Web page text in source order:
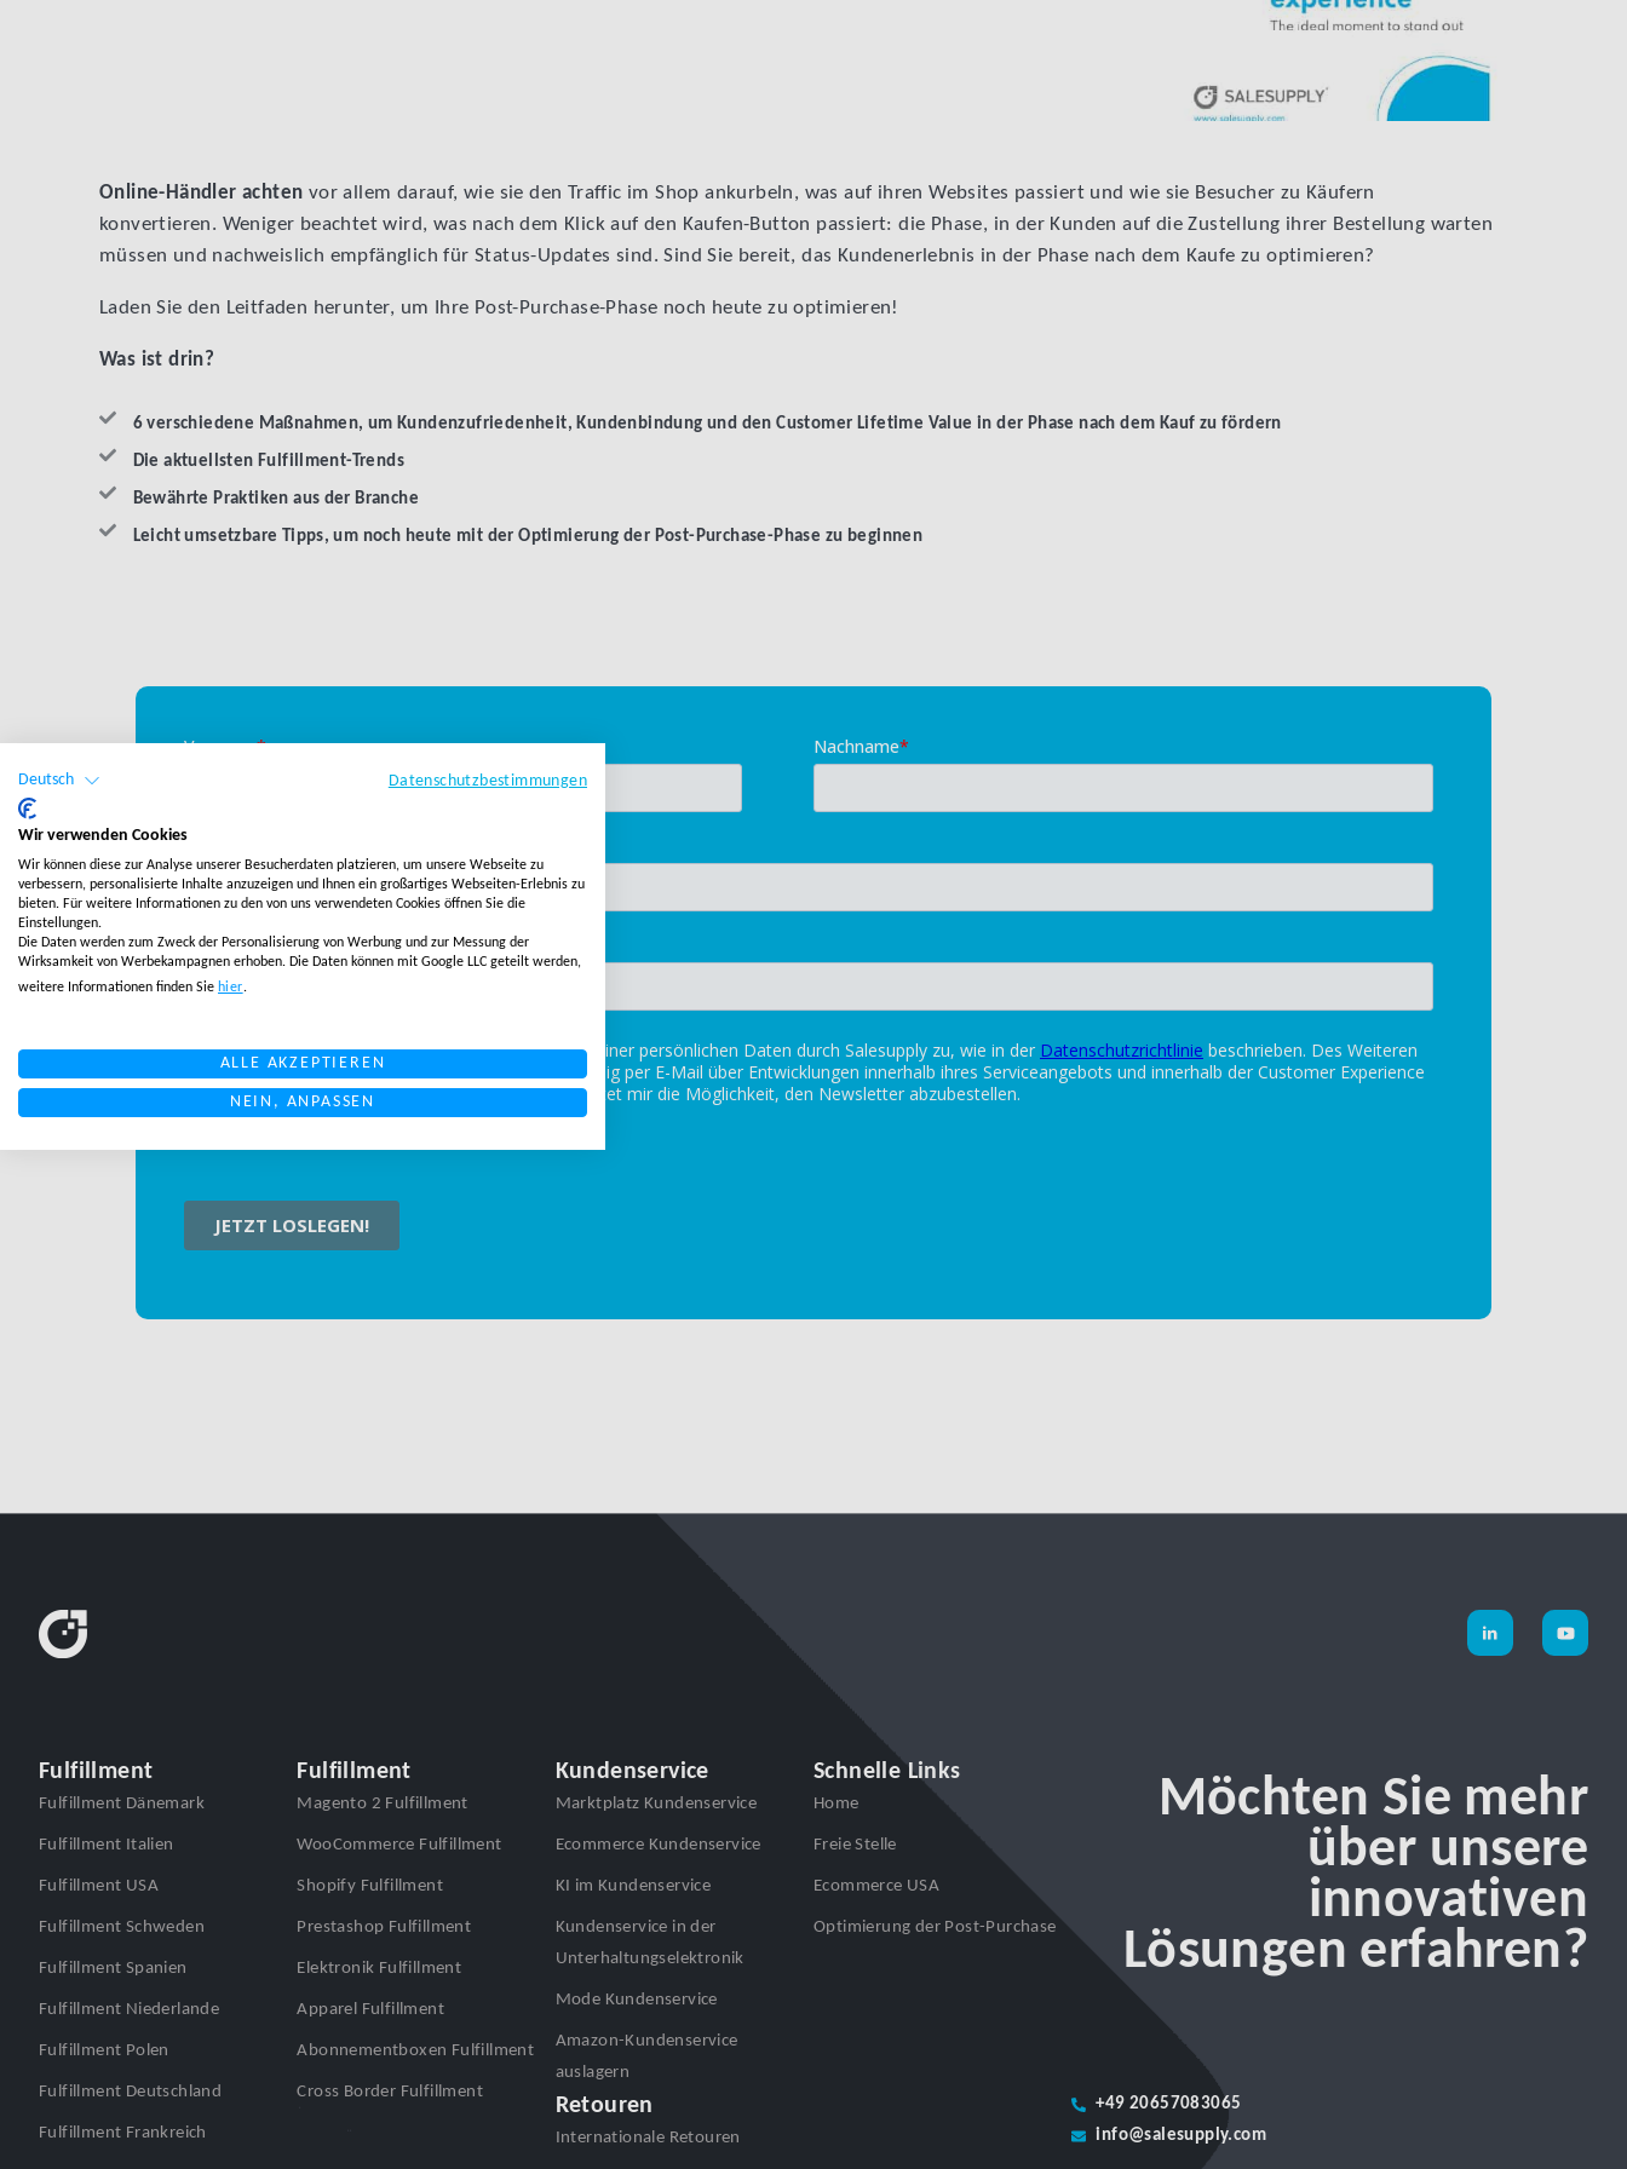
Online-Händler achten vor allem darauf, wie sie den Traffic im Shop ankurbeln, was auf ihren Websites passiert und wie sie Besucher zu Käufern
konvertieren. Weniger beachtet wird, was nach dem Klick auf den Kaufen-Button passiert: die Phase, in der Kunden auf die Zustellung ihrer Bestellung warten
müssen und nachweislich empfänglich für Status-Updates sind. Sind Sie bereit, das Kundenerlebnis in der Phase nach dem Kaufe zu optimieren?
Laden Sie den Leitfaden herunter, um Ihre Post-Purchase-Phase noch heute zu optimieren!
Was ist drin?
6 verschiedene Maßnahmen, um Kundenzufriedenheit, Kundenbindung und den Customer Lifetime Value in der Phase nach dem Kauf zu fördern
Die aktuellsten Fulfillment-Trends
Bewährte Praktiken aus der Branche
Leicht umsetzbare Tipps, um noch heute mit der Optimierung der Post-Purchase-Phase zu beginnen
Fulfillment
Fulfillment Dänemark
Fulfillment Italien
Fulfillment USA
Fulfillment Schweden
Fulfillment Spanien
Fulfillment Niederlande
Fulfillment Polen
Fulfillment Deutschland
Fulfillment Frankreich
Fulfillment
Magento 2 Fulfillment
WooCommerce Fulfillment
Shopify Fulfillment
Prestashop Fulfillment
Elektronik Fulfillment
Apparel Fulfillment
Abonnementboxen Fulfillment
Cross Border Fulfillment
Kundenservice
Marktplatz Kundenservice
Ecommerce Kundenservice
KI im Kundenservice
Kundenservice in der
Unterhaltungselektronik
Mode Kundenservice
Amazon-Kundenservice
auslagern
Retouren
Internationale Retouren
Schnelle Links
Home
Freie Stelle
Ecommerce USA
Optimierung der Post-Purchase
Möchten Sie mehr
über unsere
innovativen
Lösungen erfahren?
+49 20657083065
info@salesupply.com
Deutsch Datenschutzbestimmungen
Wir verwenden Cookies
Wir können diese zur Analyse unserer Besucherdaten platzieren, um unsere Webseite zu
verbessern, personalisierte Inhalte anzuzeigen und Ihnen ein großartiges Webseiten-Erlebnis zu
bieten. Für weitere Informationen zu den von uns verwendeten Cookies öffnen Sie die
Einstellungen.
Die Daten werden zum Zweck der Personalisierung von Werbung und zur Messung der
Wirksamkeit von Werbekampagnen erhoben. Die Daten können mit Google LLC geteilt werden,
weitere Informationen finden Sie hier.
ALLE AKZEPTIEREN
NEIN, ANPASSEN